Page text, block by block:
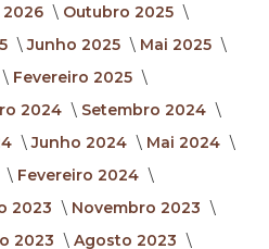
Outubro 2025
Junho 2025
Mai 2025
Fevereiro 2025
2024
Setembro 2024
Junho 2024
Mai 2024
Fevereiro 2024
2023
Novembro 2023
2023
Agosto 2023